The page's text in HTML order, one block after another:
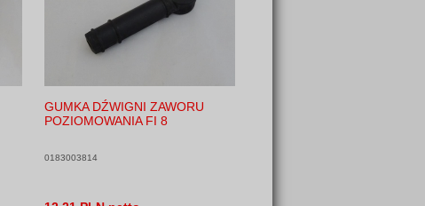
GUMKA DŹWIGNI ZAWORU
POZIOMOWANIA FI 8
0183003814